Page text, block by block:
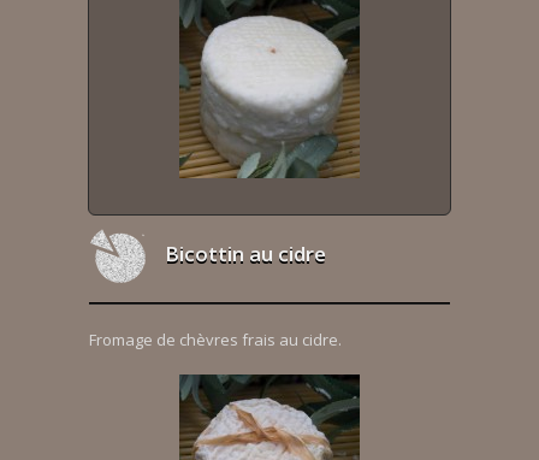
Bicottin au cidre
Fromage de chèvres frais au cidre.